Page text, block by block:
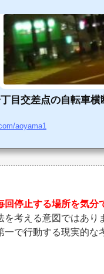
目交差点の自転車横
aoyama1
回停止する場所を気分
を考える意図ではあり
一で行動する現実的な